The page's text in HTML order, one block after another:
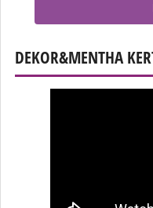
DEKOR&MENTHA